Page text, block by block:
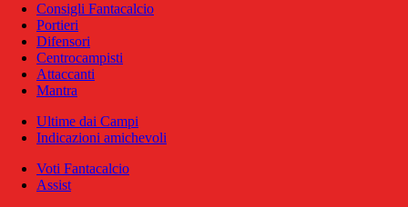
Consigli Fantacalcio
Portieri
Difensori
Centrocampisti
Attaccanti
Mantra
Ultime dai Campi
Indicazioni amichevoli
Voti Fantacalcio
Assist